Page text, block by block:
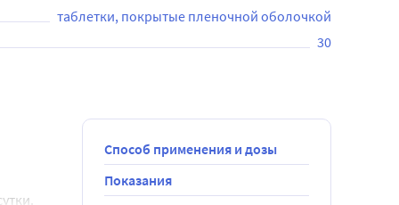
таблетки, покрытые пленочной оболочкой
30
Способ применения и дозы
Показания